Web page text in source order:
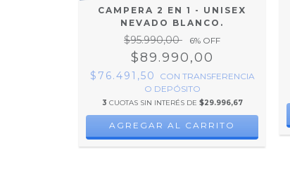
CAMPERA 2 EN 1 - UNISEX
NEVADO BLANCO.
$95.990,00 6% OFF
$89.990,00
$76.491,50 CON TRANSFERENCIA
O DEPÓSITO
3 CUOTAS SIN INTERÉS DE $29.996,67
AGREGAR AL CARRITO